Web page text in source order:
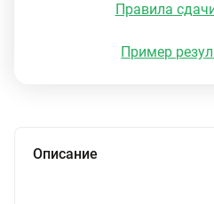
Правила
Пример
Описание